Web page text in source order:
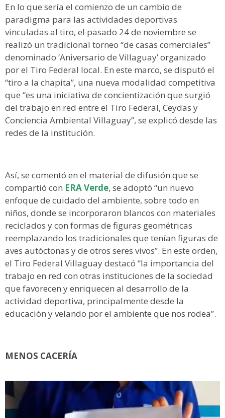
En lo que sería el comienzo de un cambio de
paradigma para las actividades deportivas
vinculadas al tiro, el pasado 24 de noviembre se
realizó un tradicional torneo “de casas comerciales”
denominado ‘Aniversario de Villaguay’ organizado
por el Tiro Federal local. En este marco, se disputó el
“tiro a la chapita”, una nueva modalidad competitiva
que “es una iniciativa de concientización que surgió
del trabajo en red entre el Tiro Federal, Ceydas y
Conciencia Ambiental Villaguay”, se explicó desde las
redes de la institución.
Así, se comentó en el material de difusión que se
compartió con ERA Verde, se adoptó “un nuevo
enfoque de cuidado del ambiente, sobre todo en
niños, donde se incorporaron blancos con materiales
reciclados y con formas de figuras geométricas
reemplazando los tradicionales que tenían figuras de
aves autóctonas y de otros seres vivos”. En este orden,
el Tiro Federal Villaguay destacó “la importancia del
trabajo en red con otras instituciones de la sociedad
que favorecen y enriquecen al desarrollo de la
actividad deportiva, principalmente desde la
educación y velando por el ambiente que nos rodea”.
MENOS CACERÍA